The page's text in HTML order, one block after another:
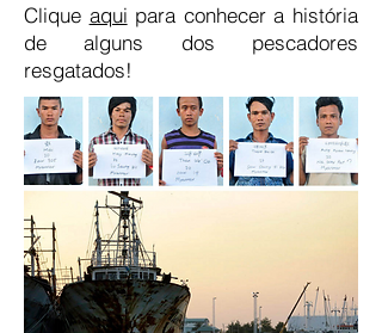
Clique aqui para conhecer a história
de alguns dos pescadores
resgatados!